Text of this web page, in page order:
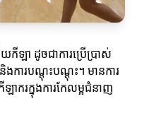
ស័យកីឡា ដូចជាការប្រើប្រាស់
ការបណ្តុះបណ្ដុះ។ មានការ
ាករក្នុងការកែលម្អជំនាញ